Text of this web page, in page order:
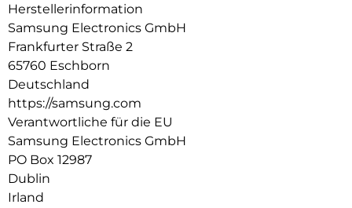
Herstellerinformation
Samsung Electronics GmbH
Frankfurter Straße 2
65760 Eschborn
Deutschland
https://samsung.com
Verantwortliche für die EU
Samsung Electronics GmbH
PO Box 12987
Dublin
Irland